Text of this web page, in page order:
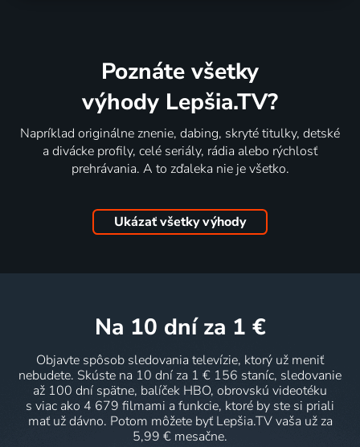
Poznáte všetky
výhody Lepšia.TV?
Napríklad originálne znenie, dabing, skryté titulky, detské
a divácke profily, celé seriály, rádia alebo rýchlosť
prehrávania. A to zďaleka nie je všetko.
Ukázať všetky výhody
na 10 dní za 1 €
Objavte spôsob sledovania televízie, ktorý už meniť
nebudete. Skúste na 10 dní za 1 € 156 staníc, sledovanie
až 100 dní spätne, balíček HBO, obrovskú videotéku
s viac ako 4 679 filmami a funkcie, ktoré by ste si priali
mať už dávno. Potom môžete byť Lepšia.TV vaša už za
5,99 € mesačne.